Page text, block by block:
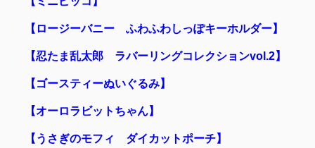
【ロージーバニー ふわふわしっぽキーホルダー】
【忍たま乱太郎 ラバーリングコレクションvol.2】
【ゴースティーぬいぐるみ】
【オーロラビットちゃん】
【うさぎのモフィ ダイカットポーチ】